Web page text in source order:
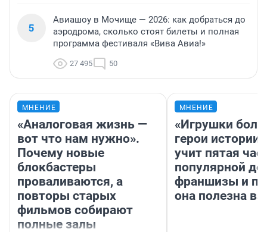
5
Авиашоу в Мочище — 2026: как добраться до
аэродрома, сколько стоят билеты и полная
программа фестиваля «Вива Авиа!»
27 495 50
МНЕНИЕ
«Аналоговая жизнь —
вот что нам нужно».
Почему новые
блокбастеры
проваливаются, а
повторы старых
фильмов собирают
полные залы
МНЕНИЕ
«Игрушки
герои
учит пятая
популярной
франшизы и
она полезна